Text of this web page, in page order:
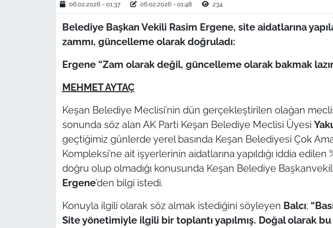
06.02.2026 - 01:37 06.02.2026 - 01:48 234
Belediye Başkan Vekili Rasim Ergene, site aidatlarına
zammı, güncelleme olarak doğruladı:
Ergene “Zam olarak değil, güncelleme olarak bakmak
MEHMET AYTAÇ
Keşan Belediye Meclisi’nin dün gerçekleştirilen olağan meclis
sonunda söz alan AK Parti Keşan Belediye Meclisi Üyesi
geçtiğimiz günlerde yerel basında Keşan Belediyesi Çok
Kompleksi’ne ait işyerlerinin aidatlarına yapıldığı iddia edilen
doğru olup olmadığı konusunda Keşan Belediye
Ergene’den bilgi istedi.
Konuyla ilgili olarak söz almak istediğini söyleyen Balcı;
Site yönetimiyle ilgili bir toplantı yapılmış. Doğal olarak
ÇANAKKALE
TÜRKİYE
Güvenlik
Flaş Haber
Dış Haberler